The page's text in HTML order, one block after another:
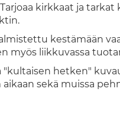
kirkkaat ja
kestämään
myös liikkuvassa
"kultaisen hetken"
sekä muissa